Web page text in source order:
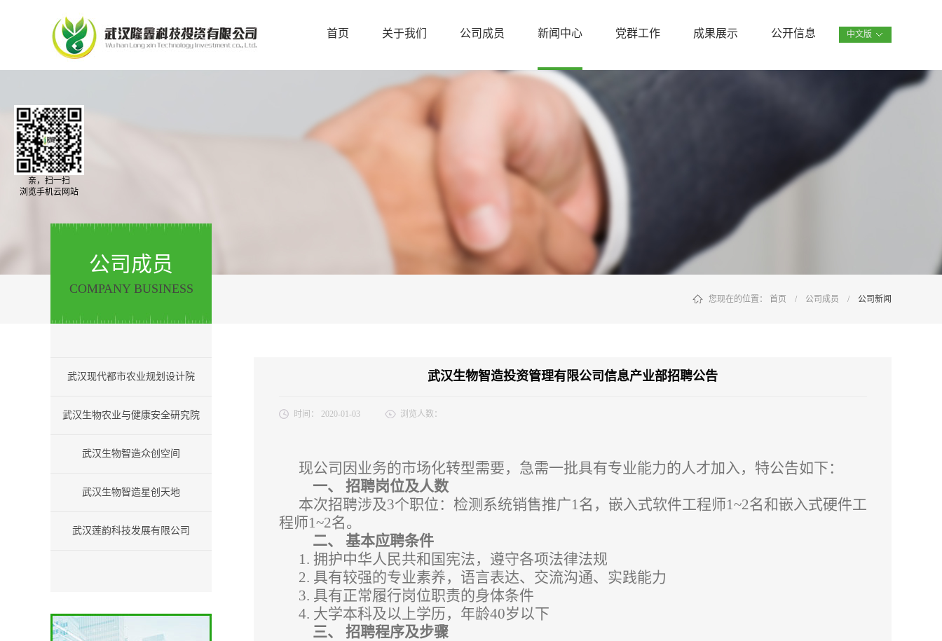
中文版
首页 关于我们 公司成员 新闻中心 党群工作 成果展示 公开信息
公司成员
COMPANY BUSINESS
武汉现代都市农业规划设计院
武汉生物农业与健康安全研究院
武汉生物智造众创空间
武汉生物智造星创天地
武汉莲韵科技发展有限公司
您现在的位置： 首页 / 公司成员 / 公司新闻
武汉生物智造投资管理有限公司信息产业部招聘公告
时间： 2020-01-03 浏览人数：
现公司因业务的市场化转型需要，急需一批具有专业能力的人才加入，特公告如下：
一、 招聘岗位及人数
本次招聘涉及3个职位：检测系统销售推广1名，嵌入式软件工程师1~2名和嵌入式硬件工
程师1~2名。
二、 基本应聘条件
1. 拥护中华人民共和国宪法，遵守各项法律法规
2. 具有较强的专业素养，语言表达、交流沟通、实践能力
3. 具有正常履行岗位职责的身体条件
4. 大学本科及以上学历，年龄40岁以下
三、 招聘程序及步骤
亲，扫一扫
浏览手机云网站